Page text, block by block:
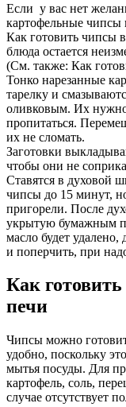
Если у вас нет
картофельные чипсы
Как готовить чипсы
блюда остается
(См. также: Как
Тонко нарезанные
тарелку и
оливковым. Их нужно
пропитаться.
их не сломать.
Заготовки
чтобы они не
Ставятся в духовой
чипсы до 15 минут,
пригорели. После
укрытую бумажным
масло будет
и поперчить, при
Как
печи
Чипсы можно
удобно, поскольку
мытья посуды. Для
картофель, соль,
случае отсутствует